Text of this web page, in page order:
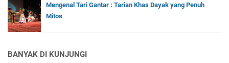
Mengenal Tari Gantar : Tarian Khas Dayak yang Penuh
Mitos
BANYAK DI KUNJUNGI